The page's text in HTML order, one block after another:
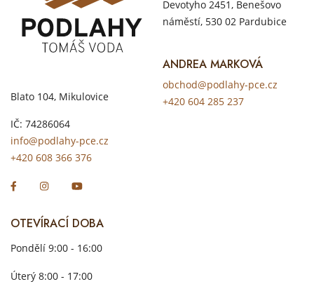
Blato 104, Mikulovice
IČ: 74286064
info@podlahy-pce.cz
+420 608 366 376
Devotyho 2451, Benešovo
náměstí, 530 02 Pardubice
ANDREA MARKOVÁ
obchod@podlahy-pce.cz
+420 604 285 237
OTEVÍRACÍ DOBA
Pondělí 9:00 - 16:00
Úterý 8:00 - 17:00